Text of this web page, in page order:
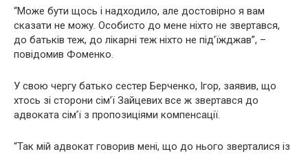
“Може бути щось і надходило, але достовірно я вам
сказати не можу. Особисто до мене ніхто не звертався,
до батьків теж, до лікaрні теж ніхто не під’їжджав”, –
повідомив Фоменко.
У свою чергу батько сестер Берченко, Ігор, заявив, що
хтось зі сторони сім’ї Зайцевих все ж звертався до
адвоката сім’ї з пропозиціями компенсації.
“Так мій адвокат говорив мені, що до нього зверталися із